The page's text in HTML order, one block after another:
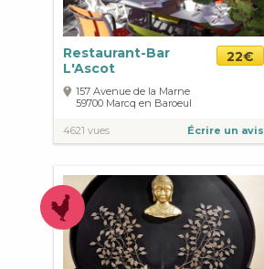
Restaurant-Bar
L'Ascot
22€
157 Avenue de la Marne
59700 Marcq en Baroeul
4621 vues Écrire un avis